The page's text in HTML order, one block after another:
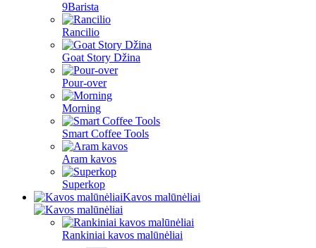
9Barista
Rancilio
Goat Story Džina
Pour-over
Morning
Smart Coffee Tools
Aram kavos
Superkop
Kavos malūnėliai
Rankiniai kavos malūnėliai